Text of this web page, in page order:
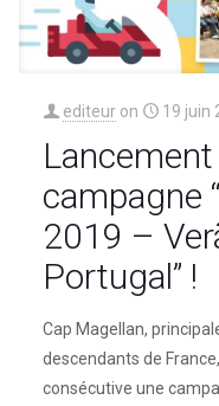
editeur on 19 juin
campagne
2019 –
Portugal” !
Cap Magellan,
descendants de
consécutive une